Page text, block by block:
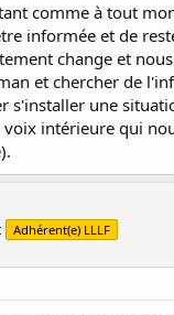
comme à tout
informée et de
change et
et chercher de
s'installer une
intérieure qui
Adhérent(e) LLLF